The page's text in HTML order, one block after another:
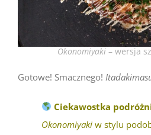
Okonomiyaki – wersja
Gotowe! Smacznego!
Ciekawostka
Okonomiyaki w stylu